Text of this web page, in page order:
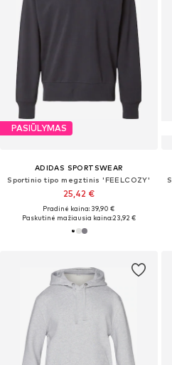
PASIŪLYMAS
ADIDAS SPORTSWEAR
Sportinio tipo megztinis 'FEELCOZY'
25,42 €
Pradinė kaina: 39,90 €
Paskutinė mažiausia kaina:23,92 €